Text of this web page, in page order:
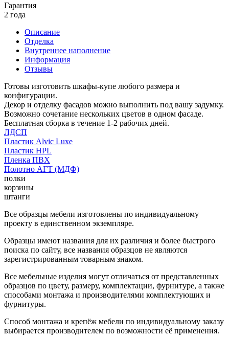
Гарантия
2 года
Описание
Отделка
Внутреннее наполнение
Информация
Отзывы
Готовы изготовить шкафы-купе любого размера и
конфигурации.
Декор и отделку фасадов можно выполнить под вашу задумку.
Возможно сочетание нескольких цветов в одном фасаде.
Бесплатная сборка в течение 1-2 рабочих дней.
ЛДСП
Пластик Alvic Luxe
Пластик HPL
Пленка ПВХ
Полотно АГТ (МДФ)
полки
корзины
штанги
Все образцы мебели изготовлены по индивидуальному
проекту в единственном экземпляре.
Образцы имеют названия для их различия и более быстрого
поиска по сайту, все названия образцов не являются
зарегистрированным товарным знаком.
Все мебельные изделия могут отличаться от представленных
образцов по цвету, размеру, комплектации, фурнитуре, а также
способами монтажа и производителями комплектующих и
фурнитуры.
Способ монтажа и крепёж мебели по индивидуальному заказу
выбирается производителем по возможности её применения.